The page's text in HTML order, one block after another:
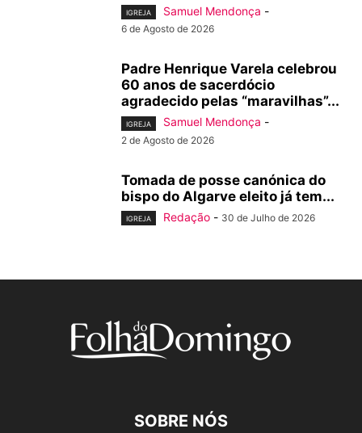
IGREJA Samuel Mendonça -
6 de Agosto de 2026
Padre Henrique Varela celebrou
60 anos de sacerdócio
agradecido pelas “maravilhas”...
IGREJA Samuel Mendonça -
2 de Agosto de 2026
Tomada de posse canónica do
bispo do Algarve eleito já tem...
IGREJA Redação - 30 de Julho de 2026
SOBRE NÓS